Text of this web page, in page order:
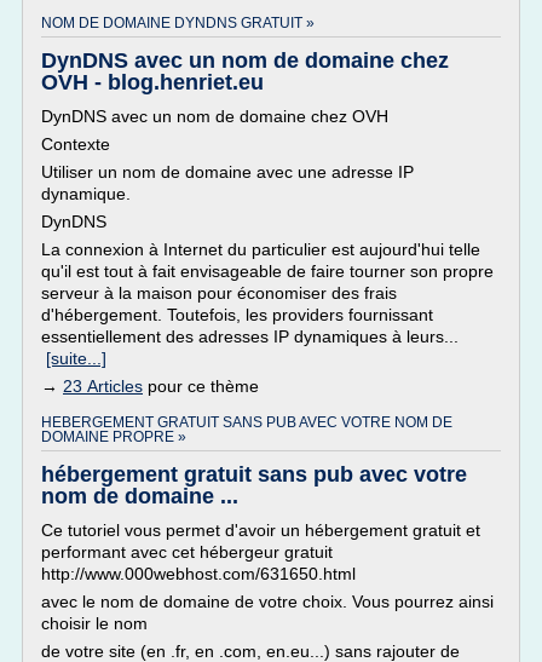
NOM DE DOMAINE DYNDNS GRATUIT »
DynDNS avec un nom de domaine chez
OVH - blog.henriet.eu
DynDNS avec un nom de domaine chez OVH
Contexte
Utiliser un nom de domaine avec une adresse IP
dynamique.
DynDNS
La connexion à Internet du particulier est aujourd'hui telle
qu'il est tout à fait envisageable de faire tourner son propre
serveur à la maison pour économiser des frais
d'hébergement. Toutefois, les providers fournissant
essentiellement des adresses IP dynamiques à leurs...
[suite...]
→ 23 Articles pour ce thème
HEBERGEMENT GRATUIT SANS PUB AVEC VOTRE NOM DE
DOMAINE PROPRE »
hébergement gratuit sans pub avec votre
nom de domaine ...
Ce tutoriel vous permet d'avoir un hébergement gratuit et
performant avec cet hébergeur gratuit
http://www.000webhost.com/631650.html
avec le nom de domaine de votre choix. Vous pourrez ainsi
choisir le nom
de votre site (en .fr, en .com, en.eu...) sans rajouter de